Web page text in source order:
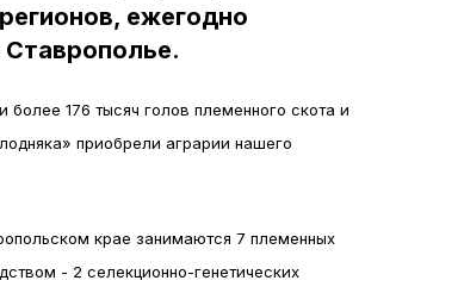
ежегодно
176 тысяч голов племенного скота и
приобрели аграрии нашего
крае занимаются 7 племенных
- 2 селекционно-генетических